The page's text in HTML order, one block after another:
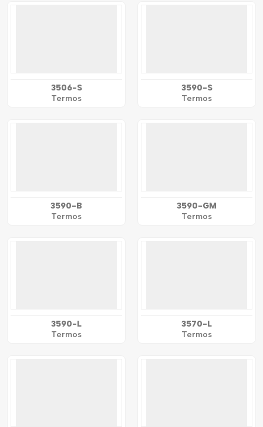
3506-S
Termos
3590-S
Termos
3590-B
Termos
3590-GM
Termos
3590-L
Termos
3570-L
Termos